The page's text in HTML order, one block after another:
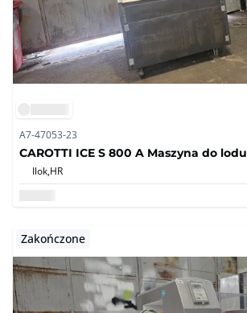
A7-47053-23
CAROTTI ICE S 800 A Maszyna do lodu
Ilok,HR
Zakończone